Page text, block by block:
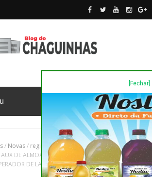
/ Novas/ região /AGUATIVA RESORT ESTÁ
DE ALMOXARIFADO, ASSISTENTE DE
DE LAVANDERIA E PORTEIRO...